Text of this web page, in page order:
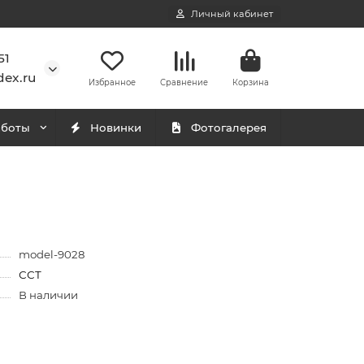
Личный кабинет
Избранное Сравнение Корзина
Новинки Фотогалерея
model-9028
ССТ
В наличии